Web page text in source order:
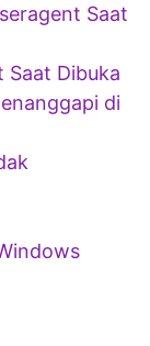
Saat
Saat Dibuka
di